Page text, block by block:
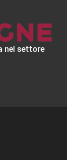
nel settore